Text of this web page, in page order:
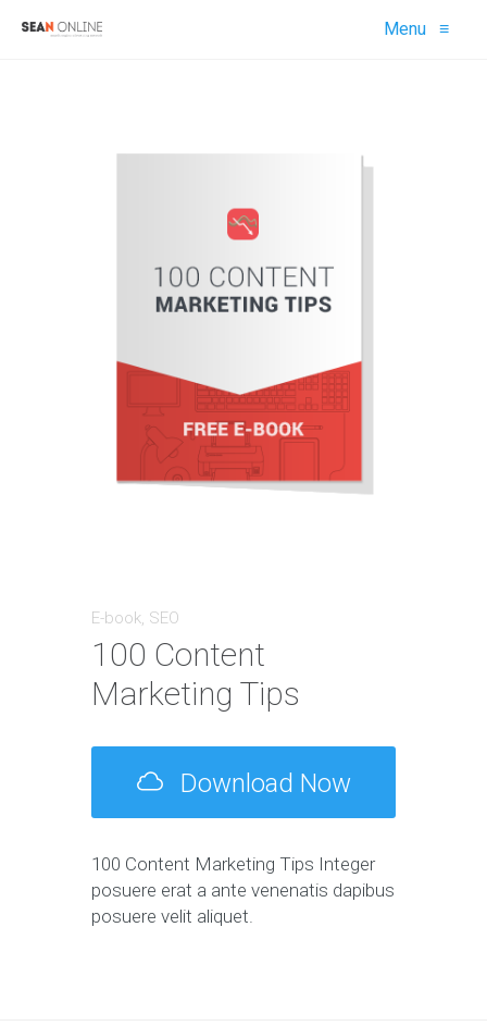
Menu ≡
E-book, SEO
100 Content
Marketing Tips
Download Now
100 Content Marketing Tips Integer
posuere erat a ante venenatis dapibus
posuere velit aliquet.